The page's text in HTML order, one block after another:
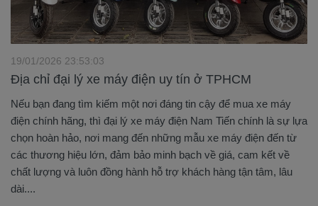
Địa chỉ đại lý xe máy điện uy tín ở TPHCM
19/01/2026 23:53:03
Nếu bạn đang tìm kiếm một nơi đáng tin cậy để mua xe máy
điện chính hãng, thì đại lý xe máy điện Nam Tiến chính là sự lựa
chọn hoàn hảo, nơi mang đến những mẫu xe máy điện đến từ
các thương hiệu lớn, đảm bảo minh bạch về giá, cam kết về
chất lượng và luôn đồng hành hỗ trợ khách hàng tận tâm, lâu
dài....